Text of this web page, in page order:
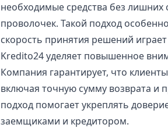
необходимые средства без лишних
проволочек. Такой подход
скорость принятия решений
Kredito24 уделяет повышенное
Компания гарантирует, что
включая точную сумму возврата и
подход помогает укреплять
заемщиками и кредитором.